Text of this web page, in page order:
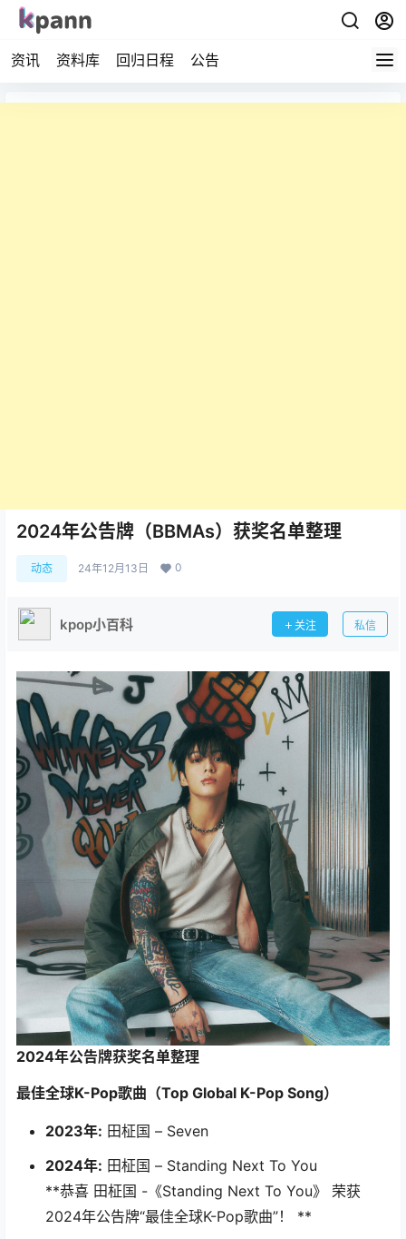
资讯 资料库 回归日程 公告
2024年公告牌（BBMAs）获奖名单整理
动态 24年12月13日 0
kpop小百科 关注 私信
2024年公告牌获奖名单整理
最佳全球K-Pop歌曲（Top Global K-Pop Song）
2023年: 田柾国 – Seven
2024年: 田柾国 – Standing Next To You
**恭喜 田柾国 -《Standing Next To You》 荣获
2024年公告牌“最佳全球K-Pop歌曲”！ **